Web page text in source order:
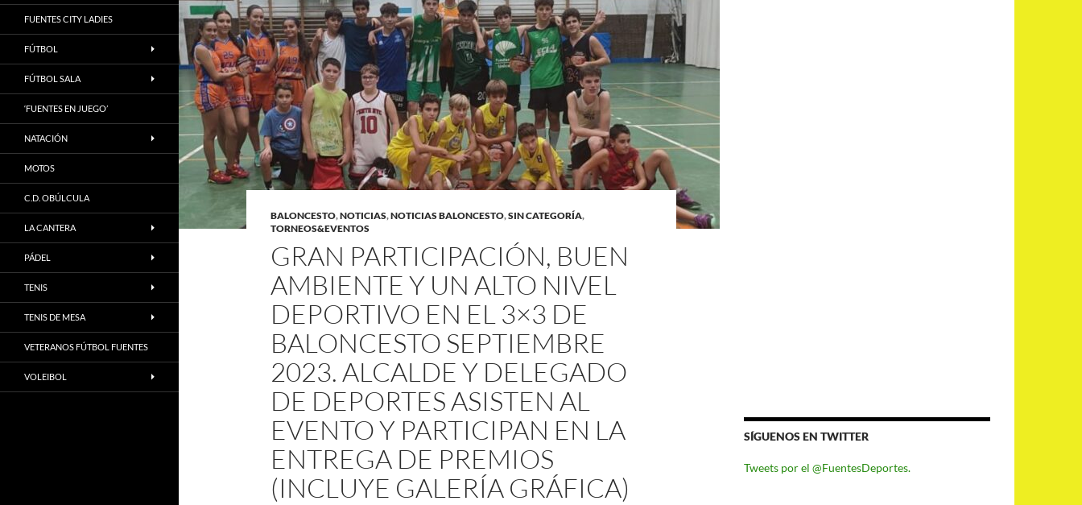
BALONCESTO,NOTICIAS,NOTICIAS BALONCESTO,SIN CATEGORÍA,
TORNEOS&EVENTOS
GRAN PARTICIPACIÓN, BUEN
AMBIENTE Y UN ALTO NIVEL
DEPORTIVO EN EL 3×3 DE
BALONCESTO SEPTIEMBRE
2023. ALCALDE Y DELEGADO
DE DEPORTES ASISTEN AL
EVENTO Y PARTICIPAN EN LA
ENTREGA DE PREMIOS
(INCLUYE GALERÍA GRÁFICA)
SÍGUENOS EN TWITTER
Tweets por el @FuentesDeportes.
FUENTES CITY LADIES
FÚTBOL
FÚTBOL SALA
‘FUENTES EN JUEGO’
NATACIÓN
MOTOS
C.D. OBÚLCULA
LA CANTERA
PÁDEL
TENIS
TENIS DE MESA
VETERANOS FÚTBOL FUENTES
VOLEIBOL